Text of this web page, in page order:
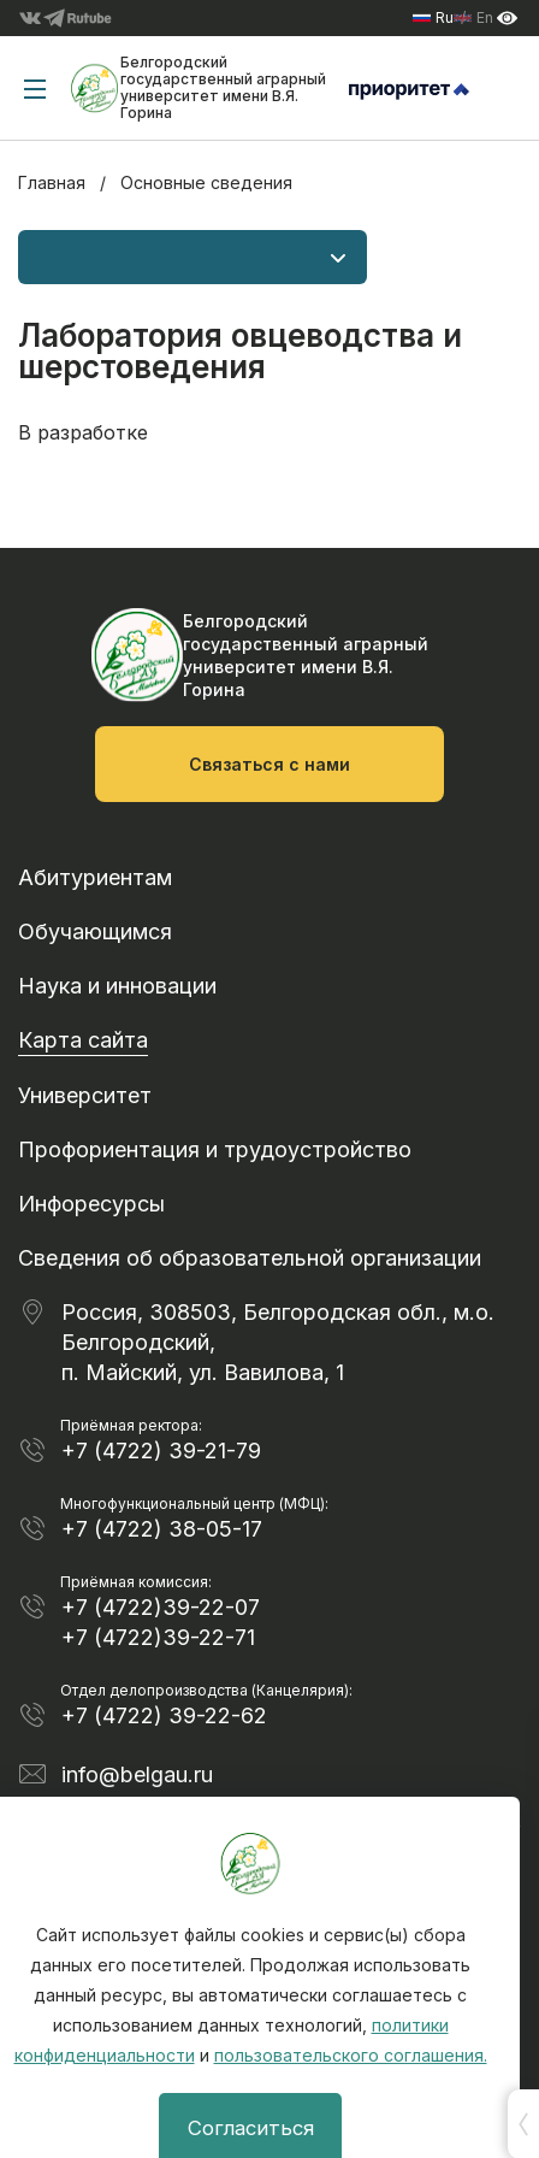
Ru En
Белгородский
государственный аграрный
университет имени В.Я.
Горина
Главная Основные сведения
Лаборатория овцеводства и
шерстоведения
В разработке
Белгородский
государственный аграрный
университет имени В.Я.
Горина
Связаться с нами
Абитуриентам
Обучающимся
Наука и инновации
Карта сайта
Университет
Профориентация и трудоустройство
Инфоресурсы
Сведения об образовательной организации
Россия, 308503, Белгородская обл., м.о.
Белгородский,
п. Майский, ул. Вавилова, 1
Приёмная ректора:
+7 (4722) 39-21-79
Многофункциональный центр (МФЦ):
+7 (4722) 38-05-17
Приёмная комиссия:
+7 (4722)39-22-07
+7 (4722)39-22-71
Отдел делопроизводства (Канцелярия):
+7 (4722) 39-22-62
info@belgau.ru
Политика конфиденциальности
Чтобы сообщить о найденной на сайте ошибке -
выделите текст ошибки и нажмите CTRL + ENTER
При использовании материалов, активная ссылка
Сайт использует файлы cookies и сервис(ы) сбора
данных его посетителей. Продолжая использовать
данный ресурс, вы автоматически соглашаетесь с
использованием данных технологий, политики
конфиденциальности и пользовательского соглашения.
Согласиться